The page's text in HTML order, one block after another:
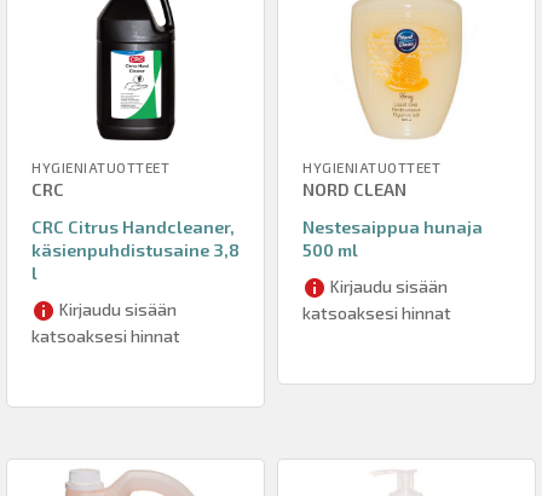
HYGIENIATUOTTEET
CRC
CRC Citrus Handcleaner,
käsienpuhdistusaine 3,8
l
Kirjaudu sisään
katsoaksesi hinnat
HYGIENIATUOTTEET
NORD CLEAN
Nestesaippua hunaja
500 ml
Kirjaudu sisään
katsoaksesi hinnat